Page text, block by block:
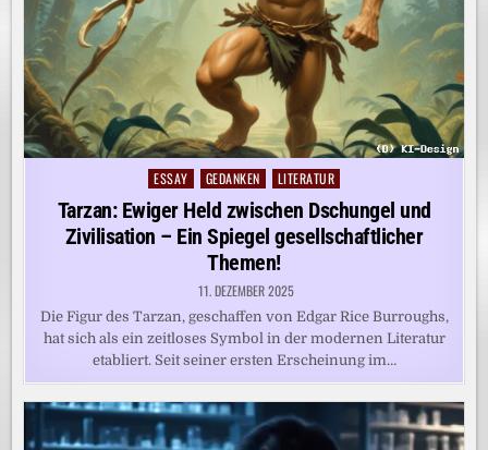
Posted
in
ESSAY GEDANKEN LITERATUR
Tarzan: Ewiger Held zwischen Dschungel und
Zivilisation – Ein Spiegel gesellschaftlicher
Themen!
11. DEZEMBER 2025
Die Figur des Tarzan, geschaffen von Edgar Rice Burroughs,
hat sich als ein zeitloses Symbol in der modernen Literatur
etabliert. Seit seiner ersten Erscheinung im…